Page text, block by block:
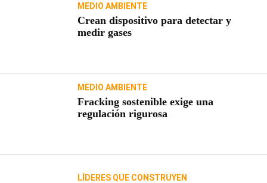
MEDIO AMBIENTE
Crean dispositivo para detectar y
medir gases
MEDIO AMBIENTE
Fracking sostenible exige una
regulación rigurosa
LÍDERES QUE CONSTRUYEN